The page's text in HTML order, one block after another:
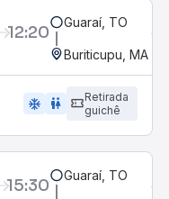
12:20 Guaraí, TO
Buriticupu, MA
ac_unit wc
Retirada
guichê
15:30 Guaraí, TO